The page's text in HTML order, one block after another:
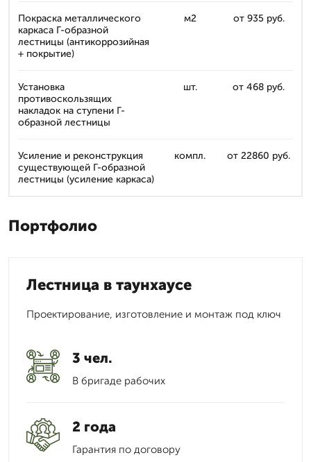
Покраска металлического
каркаса Г-образной
лестницы (антикоррозийная
+ покрытие)
м2 от 935 руб.
Установка
противоскользящих
накладок на ступени Г-
образной лестницы
шт. от 468 руб.
Усиление и реконструкция
существующей Г-образной
лестницы (усиление каркаса)
компл. от 22860 руб.
Портфолио
Лестница в таунхаусе
Проектирование, изготовление и монтаж под ключ
3 чел.
В бригаде рабочих
2 года
Гарантия по договору